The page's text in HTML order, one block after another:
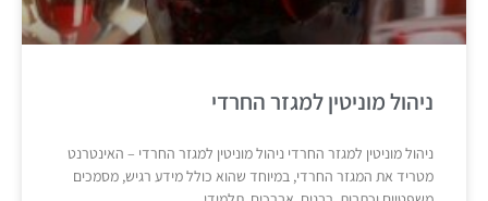
ניהול מוניטין למגזר החרדי
ניהול מוניטין למגזר החרדי ניהול מוניטין למגזר החרדי – האינטרנט
מטריד את המגזר החרדי, במיוחד שהוא כולל מידע רגיש, מסמכים